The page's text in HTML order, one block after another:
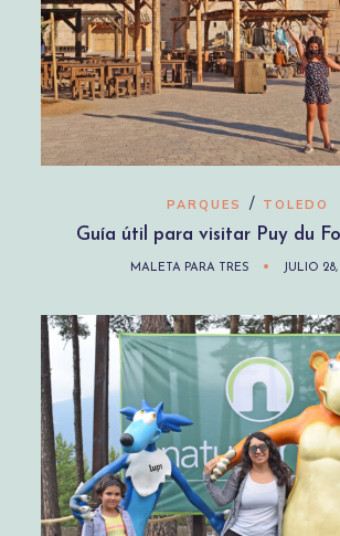
PARQUES / TOLEDO
Guía útil para visitar Puy du
MALETA PARA TRES JULIO 28,